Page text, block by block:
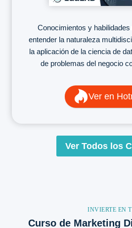
Conocimientos y
entender la naturaleza
la aplicación de la ciencia de
de problemas del negocio
Ver en
Ver Todos los
INVIERTE EN
Curso de Marketing